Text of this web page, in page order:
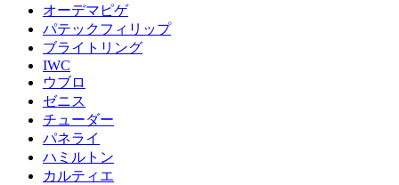
オーデマピゲ
パテックフィリップ
ブライトリング
IWC
ウブロ
ゼニス
チューダー
パネライ
ハミルトン
カルティエ